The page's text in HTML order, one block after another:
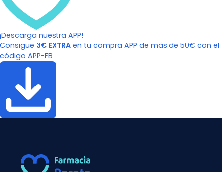
¡Descarga nuestra APP!
Consigue 3€ EXTRA en tu compra APP de más de 50€ con el
código APP-FB